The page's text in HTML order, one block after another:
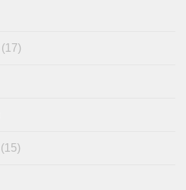
(17)
(15)